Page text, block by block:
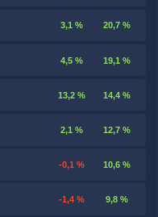
3,1 % 20,7 %
4,5 % 19,1 %
13,2 % 14,4 %
2,1 % 12,7 %
-0,1 % 10,6 %
-1,4 % 9,8 %